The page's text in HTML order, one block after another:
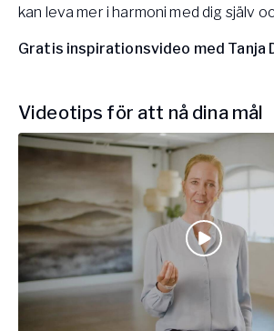
kan leva mer i harmoni med dig själv
Gratis inspirationsvideo med Tanja
Videotips för att nå dina mål